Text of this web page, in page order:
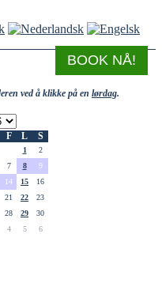
BOOK NÅ!
ved å klikke på en lørdag.
F L S
1
2
7 8
9
14 15
16
21 22
23
28 29
30
4 5 6